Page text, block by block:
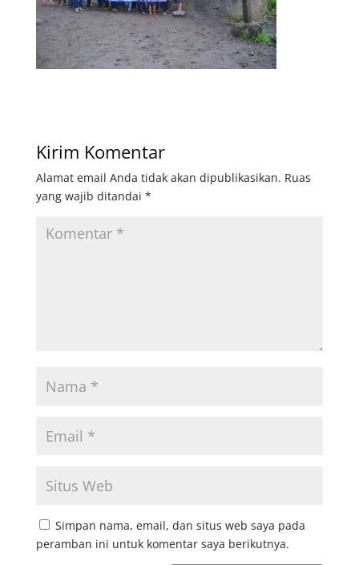
Kirim Komentar
Alamat email Anda tidak akan dipublikasikan. Ruas
yang wajib ditandai *
Simpan nama, email, dan situs web saya pada
peramban ini untuk komentar saya berikutnya.